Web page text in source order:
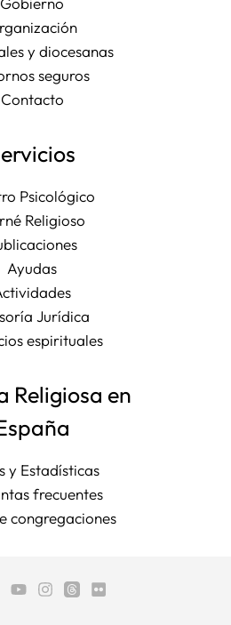
y diocesanas
seguros
Contacto
Psicológico
Religioso
Ayudas
Jurídica
espirituales
Religiosa en
y Estadísticas
frecuentes
congregaciones